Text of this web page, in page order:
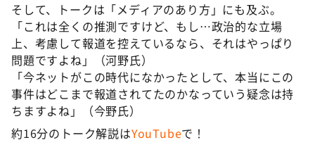
そして、トークは「メディアのあり方」にも及ぶ。
「これは全くの推測ですけど、もし…政治的な立場
上、考慮して報道を控えているなら、それはやっぱり
問題ですよね」（河野氏）
「今ネットがこの時代になかったとして、本当にこの
事件はどこまで報道されてたのかなっていう疑念は持
ちますよね」（今野氏）
約16分のトーク解説はYouTubeで！